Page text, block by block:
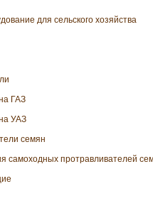
для сельского хозяйства
ГАЗ
УАЗ
семян
самоходных протравливателей